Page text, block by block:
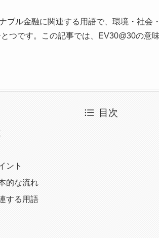
ブル金融に関連する用語で、環境・社会
つです。この記事では、EV30@30の意
目次
ント
的な流れ
する用語